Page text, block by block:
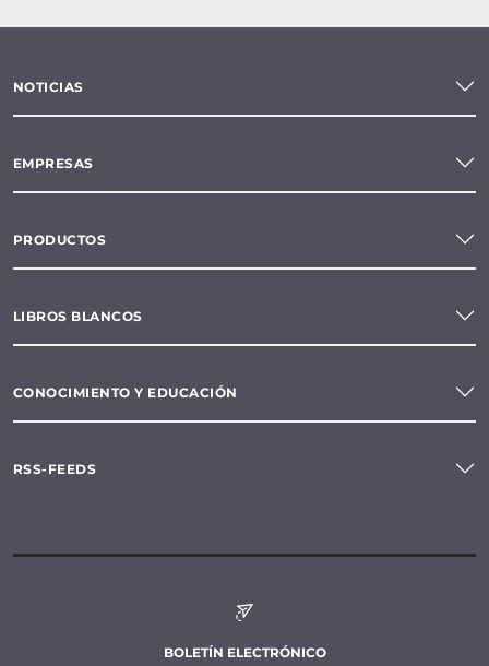
NOTICIAS
EMPRESAS
PRODUCTOS
LIBROS BLANCOS
CONOCIMIENTO Y EDUCACIÓN
RSS-FEEDS
BOLETÍN ELECTRÓNICO